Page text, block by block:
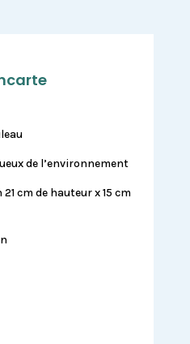
de l’environnement
cm de hauteur x 15 cm